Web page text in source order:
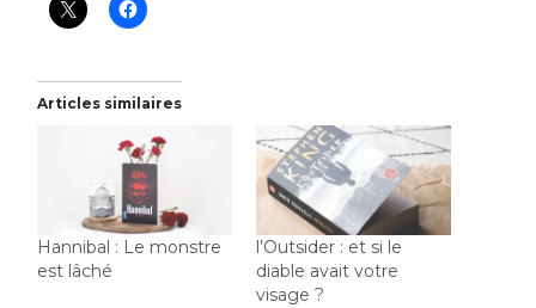
Articles similaires
Hannibal : Le monstre
est lâché
l’Outsider : et si le
diable avait votre
visage ?